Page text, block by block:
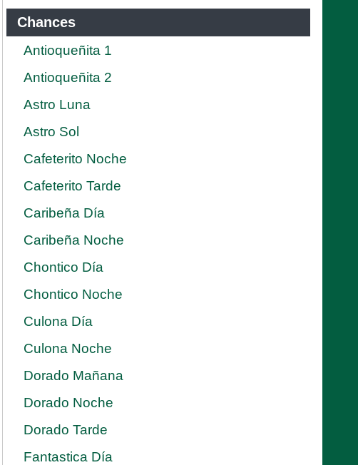
Chances
Antioqueñita 1
Antioqueñita 2
Astro Luna
Astro Sol
Cafeterito Noche
Cafeterito Tarde
Caribeña Día
Caribeña Noche
Chontico Día
Chontico Noche
Culona Día
Culona Noche
Dorado Mañana
Dorado Noche
Dorado Tarde
Fantastica Día